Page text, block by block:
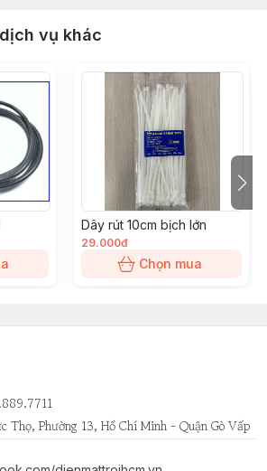
vụ khác
Dây rút 10cm bịch lớn
29.000đ
Chọn mua
Thọ, Phường 13, Hồ Chí Minh - Quận Gò Vấp